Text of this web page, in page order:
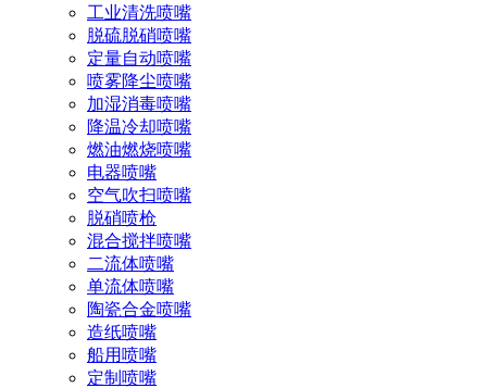
工业清洗喷嘴
脱硫脱硝喷嘴
定量自动喷嘴
喷雾降尘喷嘴
加湿消毒喷嘴
降温冷却喷嘴
燃油燃烧喷嘴
电器喷嘴
空气吹扫喷嘴
脱硝喷枪
混合搅拌喷嘴
二流体喷嘴
单流体喷嘴
陶瓷合金喷嘴
造纸喷嘴
船用喷嘴
定制喷嘴
参数：